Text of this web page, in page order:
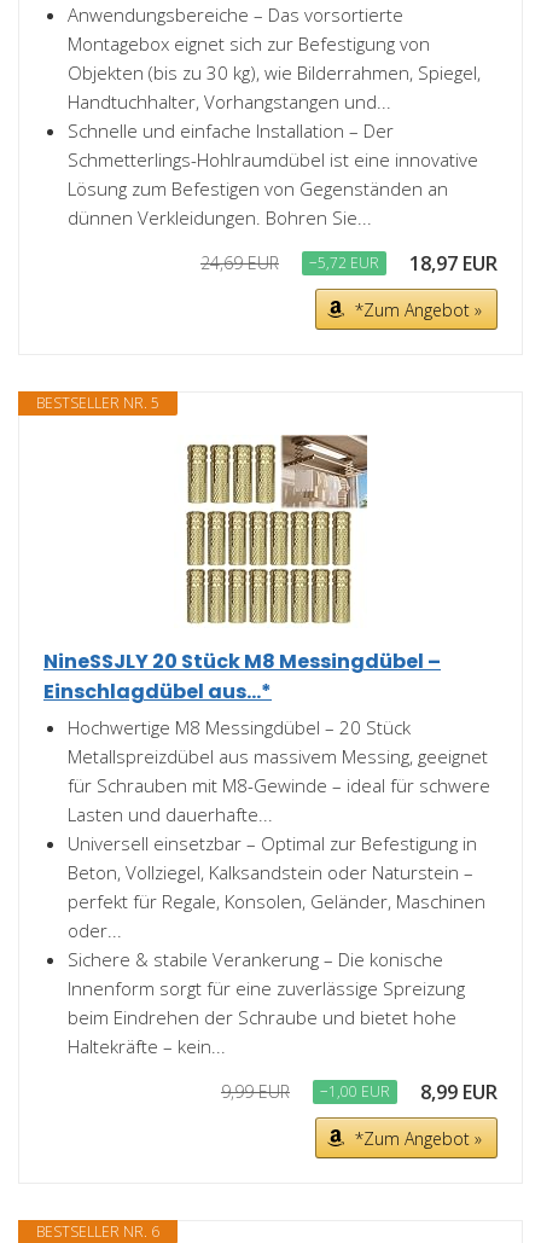
Anwendungsbereiche – Das vorsortierte
Montagebox eignet sich zur Befestigung von
Objekten (bis zu 30 kg), wie Bilderrahmen, Spiegel,
Handtuchhalter, Vorhangstangen und...
Schnelle und einfache Installation – Der
Schmetterlings-Hohlraumdübel ist eine innovative
Lösung zum Befestigen von Gegenständen an
dünnen Verkleidungen. Bohren Sie...
24,69 EUR −5,72 EUR 18,97 EUR
*Zum Angebot »
BESTSELLER NR. 5
NineSSJLY 20 Stück M8 Messingdübel –
Einschlagdübel aus...*
Hochwertige M8 Messingdübel – 20 Stück
Metallspreizdübel aus massivem Messing, geeignet
für Schrauben mit M8-Gewinde – ideal für schwere
Lasten und dauerhafte...
Universell einsetzbar – Optimal zur Befestigung in
Beton, Vollziegel, Kalksandstein oder Naturstein –
perfekt für Regale, Konsolen, Geländer, Maschinen
oder...
Sichere & stabile Verankerung – Die konische
Innenform sorgt für eine zuverlässige Spreizung
beim Eindrehen der Schraube und bietet hohe
Haltekräfte – kein...
9,99 EUR −1,00 EUR 8,99 EUR
*Zum Angebot »
BESTSELLER NR. 6